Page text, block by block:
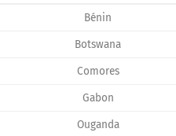
Bénin
Botswana
Comores
Gabon
Ouganda